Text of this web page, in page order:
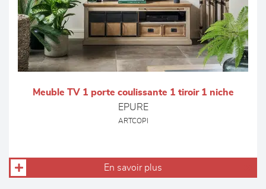
Meuble TV 1 porte coulissante 1 tiroir 1 niche
EPURE
ARTCOPI
En savoir plus